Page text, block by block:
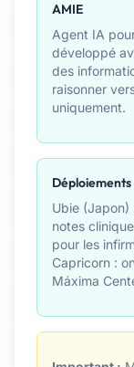
AMIE
Agent IA
développé
des
raisonner
uniquement.
Ubie
notes
pour les
Capricorn :
Máxima